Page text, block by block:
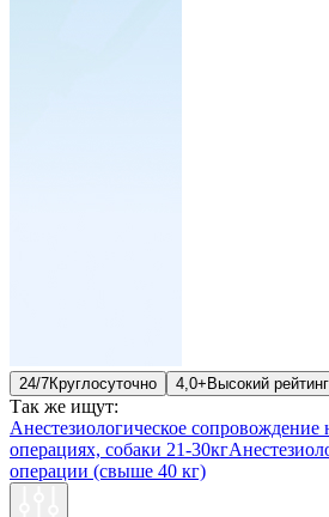
24/7Круглосуточно 4,0+ Высокий рейтинг
Так же ищут:
Анестезиологическое
операциях, собаки 21-30кг
операции (свыше 40 кг)